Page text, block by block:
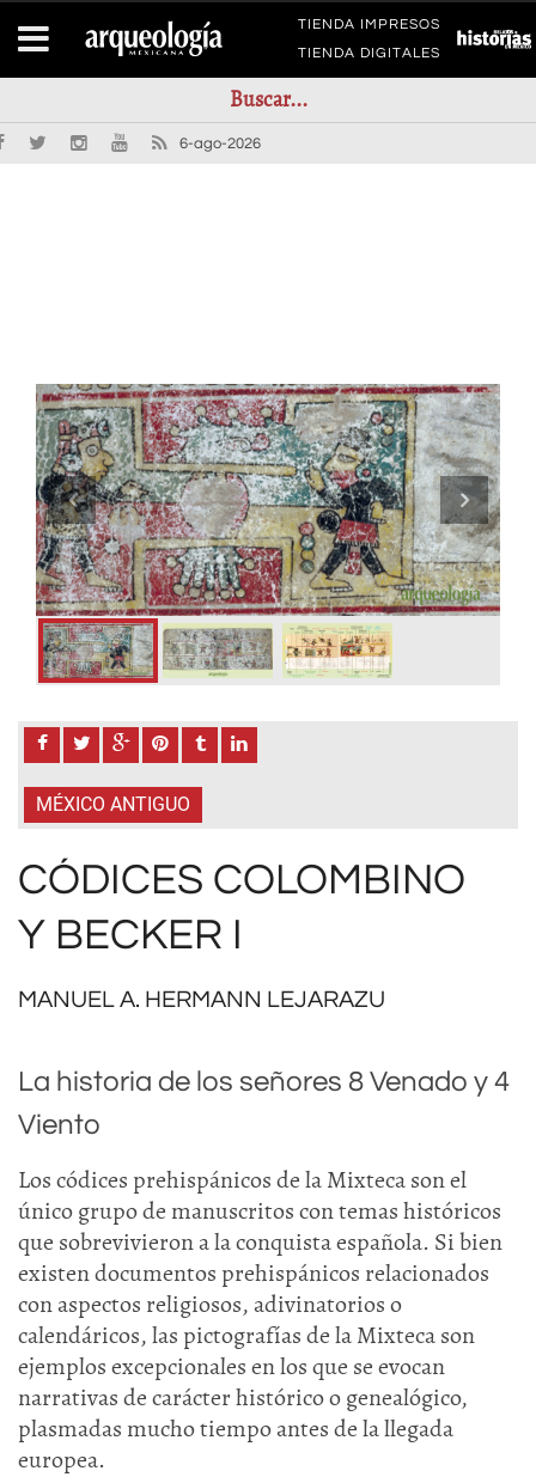
TIENDA IMPRESOS
TIENDA DIGITALES
6-ago-2026
MÉXICO ANTIGUO
CÓDICES COLOMBINO
Y BECKER I
MANUEL A. HERMANN LEJARAZU
La historia de los señores 8 Venado y 4
Viento
Los códices prehispánicos de la Mixteca son el
único grupo de manuscritos con temas históricos
que sobrevivieron a la conquista española. Si bien
existen documentos prehispánicos relacionados
con aspectos religiosos, adivinatorios o
calendáricos, las pictografías de la Mixteca son
ejemplos excepcionales en los que se evocan
narrativas de carácter histórico o genealógico,
plasmadas mucho tiempo antes de la llegada
europea.